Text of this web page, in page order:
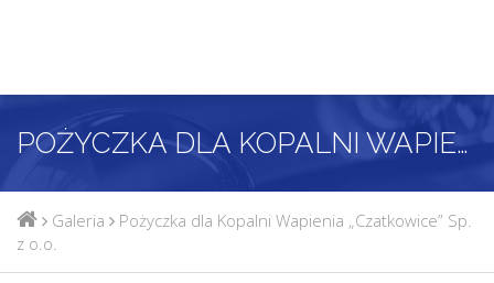
POŻYCZKA DLA KOPALNI WAPIENIA „CZATKOWICE” SP. Z O.O.
Galeria
Pożyczka dla Kopalni Wapienia „Czatkowice” Sp.
z o.o.